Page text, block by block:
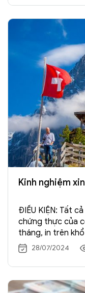
Kinh nghiệm
ĐIỀU KIỆN: Tất
chứng thực của
tháng, in trên
trên 6 tháng sau
và ghi rõ họ tên
28/07/2024